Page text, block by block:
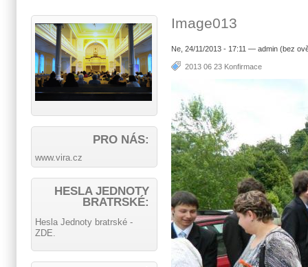
Image013
Ne, 24/11/2013 - 17:11 — admin (bez
2013 06 23 Konfirmace
PRO NÁS:
www.vira.cz
HESLA JEDNOTY
BRATRSKÉ:
Hesla Jednoty bratrské -
ZDE.